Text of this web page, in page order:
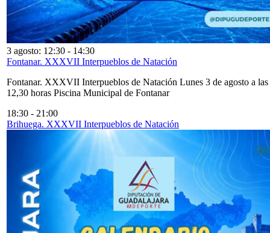
3 agosto: 12:30 - 14:30
Fontanar. XXXVII Interpueblos de Natación
Fontanar. XXXVII Interpueblos de Natación Lunes 3 de agosto a las
12,30 horas Piscina Municipal de Fontanar
18:30 - 21:00
Brihuega. XXXVII Interpueblos de Natación